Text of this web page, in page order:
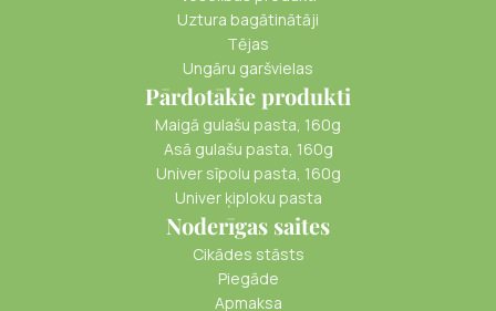
Uztura bagātinātāji
Tējas
Ungāru garšvielas
Pārdotākie produkti
Maigā gulašu pasta, 160g
Asā gulašu pasta, 160g
Univer sīpolu pasta, 160g
Univer ķiploku pasta
Noderīgas saites
Cikādes stāsts
Piegāde
Apmaksa